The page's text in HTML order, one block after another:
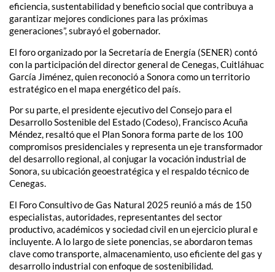
eficiencia, sustentabilidad y beneficio social que contribuya a
garantizar mejores condiciones para las próximas
generaciones”, subrayó el gobernador.
El foro organizado por la Secretaría de Energía (SENER) contó
con la participación del director general de Cenegas, Cuitláhuac
García Jiménez, quien reconoció a Sonora como un territorio
estratégico en el mapa energético del país.
Por su parte, el presidente ejecutivo del Consejo para el
Desarrollo Sostenible del Estado (Codeso), Francisco Acuña
Méndez, resaltó que el Plan Sonora forma parte de los 100
compromisos presidenciales y representa un eje transformador
del desarrollo regional, al conjugar la vocación industrial de
Sonora, su ubicación geoestratégica y el respaldo técnico de
Cenegas.
El Foro Consultivo de Gas Natural 2025 reunió a más de 150
especialistas, autoridades, representantes del sector
productivo, académicos y sociedad civil en un ejercicio plural e
incluyente. A lo largo de siete ponencias, se abordaron temas
clave como transporte, almacenamiento, uso eficiente del gas y
desarrollo industrial con enfoque de sostenibilidad.